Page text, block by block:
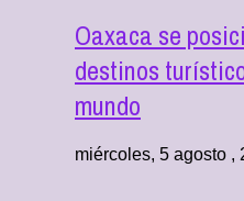
Oaxaca se
destinos
mundo
miércoles, 5 agosto ,